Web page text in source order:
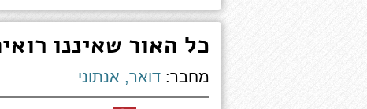
כל האור שאיננו
מחבר: דואר, אנתוני